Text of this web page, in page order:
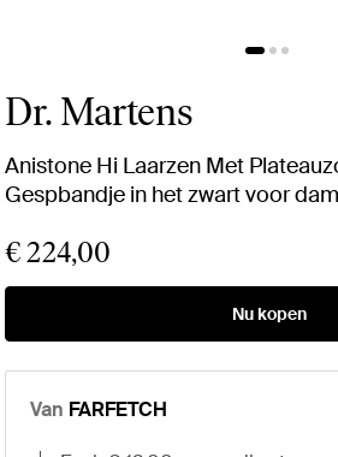
Dr. Martens
Anistone Hi Laarzen Met
Gespbandje in het zwart voor
€ 224,00
Nu kopen
Van FARFETCH